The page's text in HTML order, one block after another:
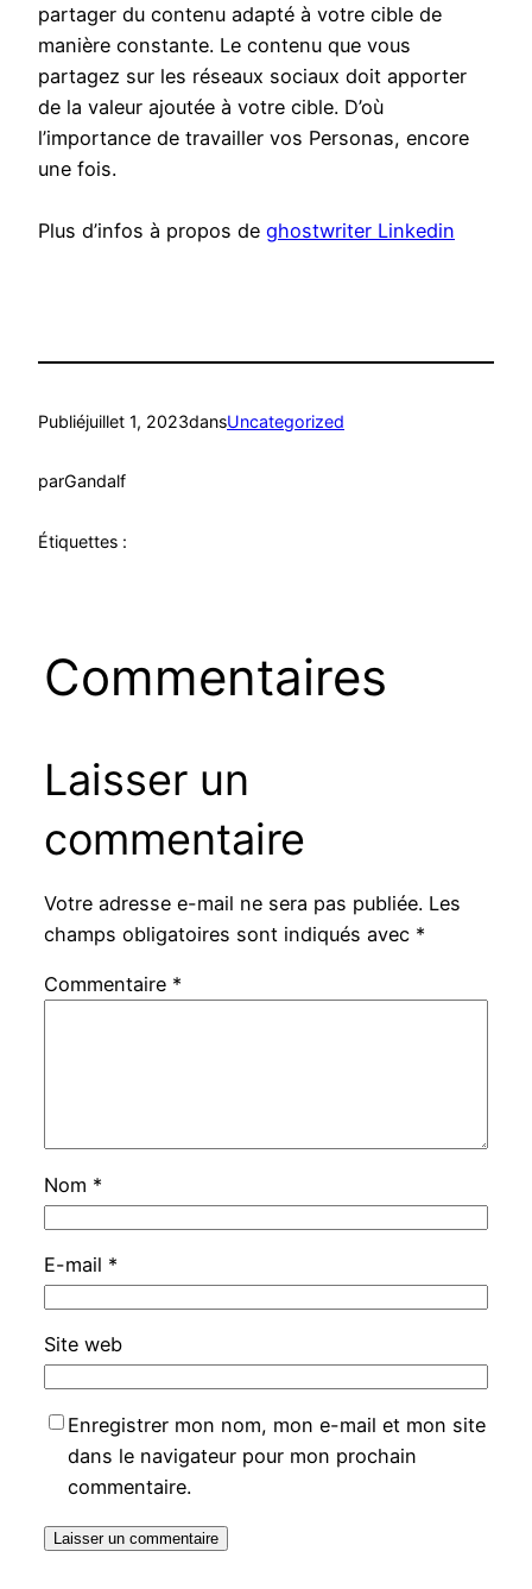
partager du contenu adapté à votre cible de
manière constante. Le contenu que vous
partagez sur les réseaux sociaux doit apporter
de la valeur ajoutée à votre cible. D’où
l’importance de travailler vos Personas, encore
une fois.
Plus d’infos à propos de ghostwriter Linkedin
Publiéjuillet 1, 2023dansUncategorized
parGandalf
Étiquettes :
Commentaires
Laisser un
commentaire
Votre adresse e-mail ne sera pas publiée. Les
champs obligatoires sont indiqués avec *
Commentaire *
Nom *
E-mail *
Site web
Enregistrer mon nom, mon e-mail et mon site
dans le navigateur pour mon prochain
commentaire.